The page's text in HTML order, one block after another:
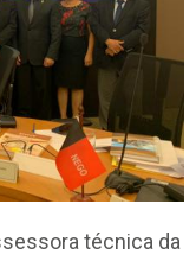
técnica da